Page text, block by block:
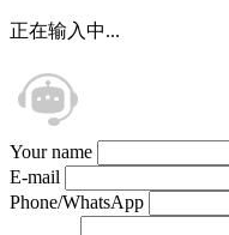
正在输入中...
Your name
E-mail
Phone/WhatsApp